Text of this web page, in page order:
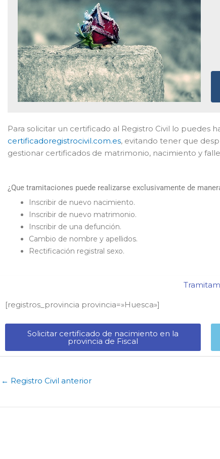
Para solicitar un certificado al Registro Civil lo puedes
certificadoregistrocivil.com.es, evitando tener que
gestionar certificados de matrimonio, nacimiento y
¿Que tramitaciones puede realizarse exclusivamente de
Inscribir de nuevo nacimiento.
Inscribir de nuevo matrimonio.
Inscribir de una defunción.
Cambio de nombre y apellidos.
Rectificación registral sexo.
[registros_provincia provincia=»Huesca​»]
Solicitar certificado de nacimiento en la
provincia de Fiscal​
← Registro Civil anterior